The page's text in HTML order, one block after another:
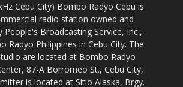
Cebu City) Bombo Radyo Cebu is
radio station owned and
People's Broadcasting Service, Inc.,
Radyo Philippines in Cebu City. The
are located at Bombo Radyo
87-A Borromeo St., Cebu City,
is located at Sitio Alaska, Brgy.